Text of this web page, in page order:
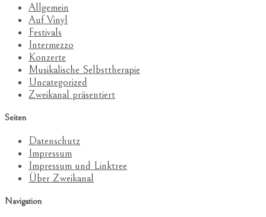
Allgemein
Auf Vinyl
Festivals
Intermezzo
Konzerte
Musikalische Selbsttherapie
Uncategorized
Zweikanal präsentiert
Seiten
Datenschutz
Impressum
Impressum und Linktree
Über Zweikanal
Navigation